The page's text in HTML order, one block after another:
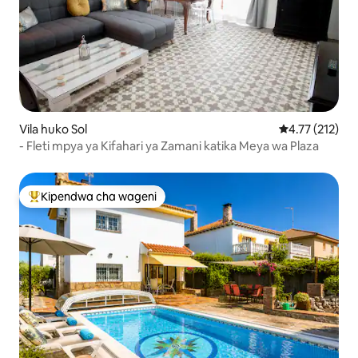
Vila huko Sol Ukadiriaji wa
4.77 (212)
- Fleti mpya ya Kifahari ya Zamani katika Meya wa Plaza
Kipendwa maarufu cha wageni
Kipendwa cha wageni